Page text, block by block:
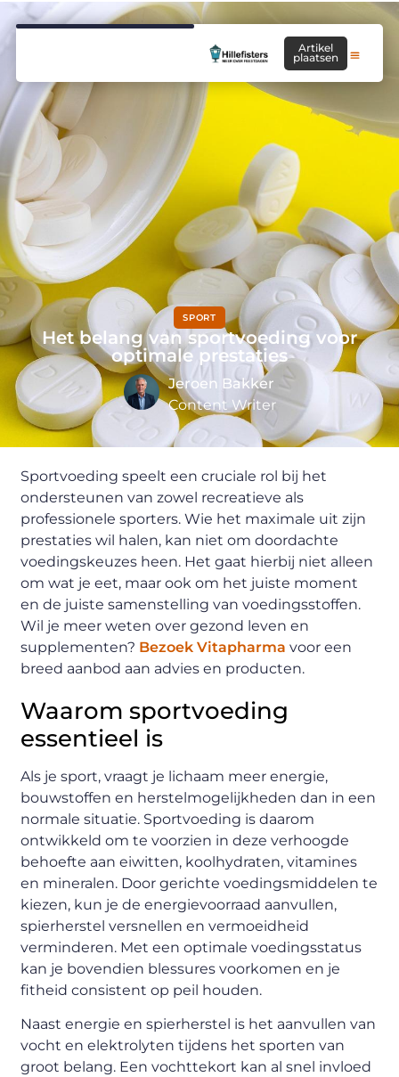
Artikel
plaatsen
SPORT
Het belang van sportvoeding voor
optimale prestaties
Jeroen Bakker
Content Writer
Sportvoeding speelt een cruciale rol bij het
ondersteunen van zowel recreatieve als
professionele sporters. Wie het maximale uit zijn
prestaties wil halen, kan niet om doordachte
voedingskeuzes heen. Het gaat hierbij niet alleen
om wat je eet, maar ook om het juiste moment
en de juiste samenstelling van voedingsstoffen.
Wil je meer weten over gezond leven en
supplementen? Bezoek Vitapharma voor een
breed aanbod aan advies en producten.
Waarom sportvoeding
essentieel is
Als je sport, vraagt je lichaam meer energie,
bouwstoffen en herstelmogelijkheden dan in een
normale situatie. Sportvoeding is daarom
ontwikkeld om te voorzien in deze verhoogde
behoefte aan eiwitten, koolhydraten, vitamines
en mineralen. Door gerichte voedingsmiddelen te
kiezen, kun je de energievoorraad aanvullen,
spierherstel versnellen en vermoeidheid
verminderen. Met een optimale voedingsstatus
kan je bovendien blessures voorkomen en je
fitheid consistent op peil houden.
Naast energie en spierherstel is het aanvullen van
vocht en elektrolyten tijdens het sporten van
groot belang. Een vochttekort kan al snel invloed